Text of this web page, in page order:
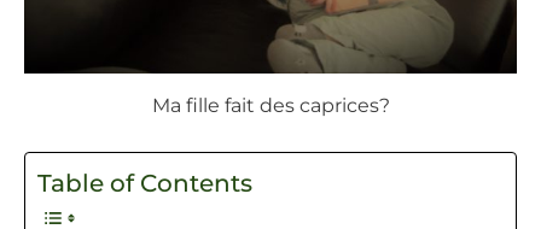
Ma fille fait des caprices?
Table of Contents